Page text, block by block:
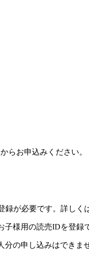
らお申込みください。
録が必要です。詳しく
様用の読売IDを登録
の申し込みはできま